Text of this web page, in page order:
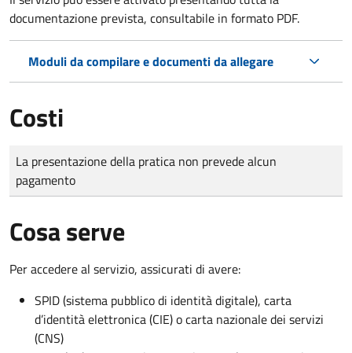
documentazione prevista, consultabile in formato PDF.
Moduli da compilare e documenti da allegare
Costi
Tipo di pagamento
Importo
La presentazione della pratica non prevede alcun
pagamento
Cosa serve
Per accedere al servizio, assicurati di avere:
SPID (sistema pubblico di identità digitale), carta
d’identità elettronica (CIE) o carta nazionale dei servizi
(CNS)